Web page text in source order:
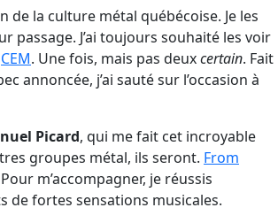
de la culture métal québécoise. Je les
passage. J’ai toujours souhaité les voir
CEM. Une fois, mais pas deuxcertain. Fait
annoncée, j’ai sauté sur l’occasion à
Picard, qui me fait cet incroyable
groupes métal, ils seront. From
m’accompagner, je réussis
de fortes sensations musicales.